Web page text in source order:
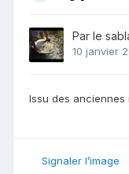
Par le
10 janvier
Issu des anciennes
Signaler l’image